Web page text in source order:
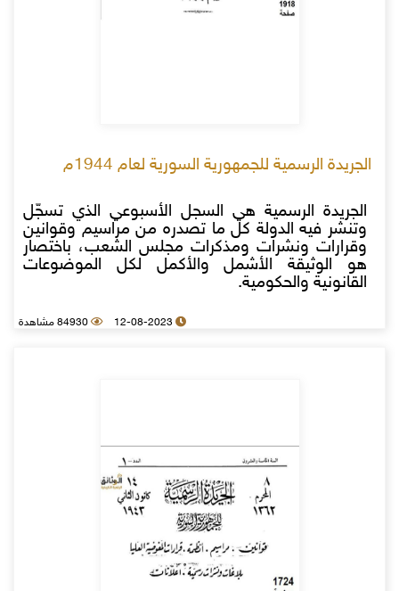
الجريدة الرسمية للجمهورية السورية لعام 1944م
الجريدة الرسمية هي السجل الأسبوعي الذي تسجّل
وتنشر فيه الدولة كل ما تصدره من مراسيم وقوانين
وقرارات ونشرات ومذكرات مجلس الشعب، باختصار
هو الوثيقة الأشمل والأكمل لكل الموضوعات
القانونية والحكومية.
12-08-2023 84930 مشاهدة